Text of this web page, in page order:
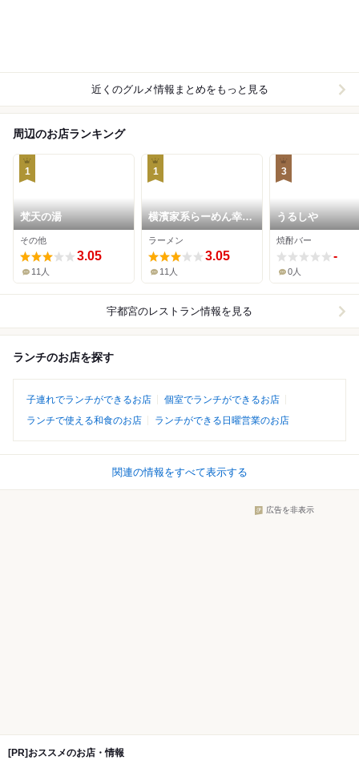
近くのグルメ情報まとめをもっと見る
周辺のお店ランキング
1
梵天の湯
その他
3.05
11人
1
横濱家系らーめん幸喜
家
ラーメン
3.05
11人
3
うるしや
焼酎バー
-
0人
宇都宮のレストラン情報を見る
ランチのお店を探す
子連れでランチができるお店
個室でランチができるお店
ランチで使える和食のお店
ランチができる日曜営業のお店
関連の情報をすべて表示する
広告を非表示
[PR]おススメのお店・情報